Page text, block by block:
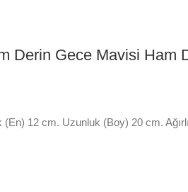
Derin Gece Mavisi Ham
12 cm. Uzunluk (Boy) 20 cm.